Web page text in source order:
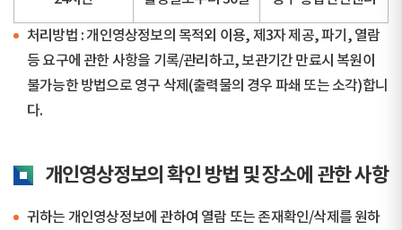
처리방법 : 개인영상정보의 목적외 이용, 제3자 제공, 파기, 열람
등 요구에 관한 사항을 기록/관리하고, 보관기간 만료시 복원이
불가능한 방법으로 영구 삭제(출력물의 경우 파쇄 또는 소각)합니
다.
개인영상정보의 확인 방법 및 장소에 관한 사항
귀하는 개인영상정보에 관하여 열람 또는 존재확인/삭제를 원하